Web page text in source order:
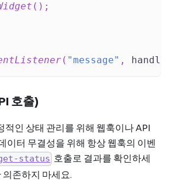
( ) ;
( "message" ,
호출)
적인 상태 관리를 위해 웹훅이나 API
이터 무결성을 위해 항상 웹훅의 이벤
status 호출로 결과를 확인하세
의존하지 마세요.